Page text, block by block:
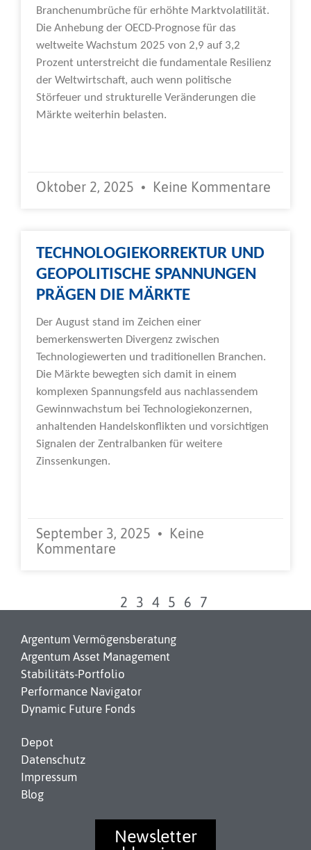
Branchenumbrüche für erhöhte Marktvolatilität.
Die Anhebung der OECD-Prognose für das
weltweite Wachstum 2025 von 2,9 auf 3,2
Prozent unterstreicht die fundamentale Resilienz
der Weltwirtschaft, auch wenn politische
Störfeuer und strukturelle Veränderungen die
Märkte weiterhin belasten.
Oktober 2, 2025 Keine Kommentare
TECHNOLOGIEKORREKTUR UND
GEOPOLITISCHE SPANNUNGEN
PRÄGEN DIE MÄRKTE
Der August stand im Zeichen einer
bemerkenswerten Divergenz zwischen
Technologiewerten und traditionellen Branchen.
Die Märkte bewegten sich damit in einem
komplexen Spannungsfeld aus nachlassendem
Gewinnwachstum bei Technologiekonzernen,
anhaltenden Handelskonflikten und vorsichtigen
Signalen der Zentralbanken für weitere
Zinssenkungen.
September 3, 2025
Keine
Kommentare
2 3 4 5 6 7
Argentum Vermögensberatung
Argentum Asset Management
Stabilitäts-Portfolio
Performance Navigator
Dynamic Future Fonds
Depot
Datenschutz
Impressum
Blog
Newsletter